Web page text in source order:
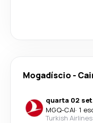
Mogadíscio -
quarta 02
MGQ-CAI· 1
Turkish Airlines